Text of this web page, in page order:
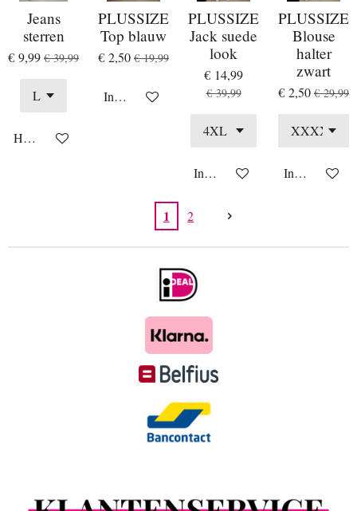
Jeans
sterren
€ 9,99 € 39,99
Houd mij op de hoogte
PLUSSIZE
Top blauw
€ 2,50 € 19,99
In winkelwagen
PLUSSIZE
Jack suede
look
€ 14,99
€ 39,99
In winkelwagen
PLUSSIZE
Blouse
halter
zwart
€ 2,50 € 29,99
In
1 2